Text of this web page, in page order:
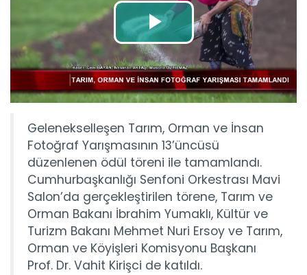
Gelenekselleşen Tarım, Orman ve İnsan
Fotoğraf Yarışmasının 13’üncüsü
düzenlenen ödül töreni ile tamamlandı.
Cumhurbaşkanlığı Senfoni Orkestrası Mavi
Salon’da gerçekleştirilen törene, Tarım ve
Orman Bakanı İbrahim Yumaklı, Kültür ve
Turizm Bakanı Mehmet Nuri Ersoy ve Tarım,
Orman ve Köyişleri Komisyonu Başkanı
Prof. Dr. Vahit Kirişci de katıldı.